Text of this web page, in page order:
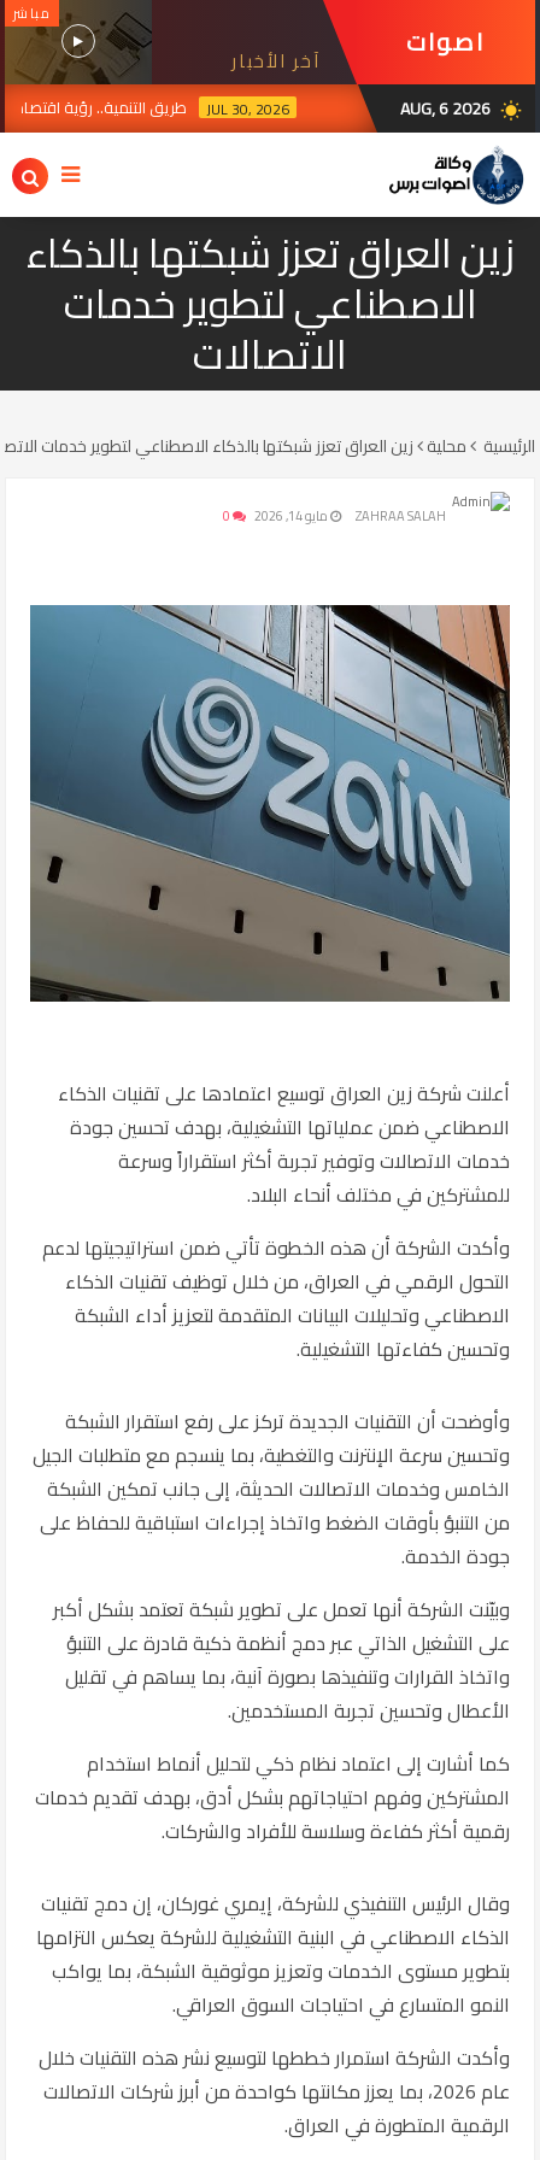
اصوات
برس
آخر الأخبار
مباشر
wb_sunny
AUG, 6 2026
JUL 30, 2026
طريق التنمية.. رؤية
تعتمد خدمة غلق المؤسسات التربوية الأهلية عبر منصة أور الحكومية الإلكترونية
زين العراق تعزز شبكتها بالذكاء
الاصطناعي لتطوير خدمات
الاتصالات
الرئيسية محلية زين العراق تعزز شبكتها بالذكاء الاصطناعي لتطوير خدمات
ZAHRAA SALAH مايو 14, 2026
أعلنت شركةزين العراقتوسيع اعتمادها على تقنيات الذكاء
الاصطناعي ضمن عملياتها التشغيلية، بهدف تحسين جودة
خدمات الاتصالات وتوفير تجربة أكثر استقراراً وسرعة
للمشتركين في مختلف أنحاء البلاد.
وأكدت الشركة أن هذه الخطوة تأتي ضمن استراتيجيتها لدعم
التحول الرقمي في العراق، من خلال توظيف تقنيات الذكاء
الاصطناعي وتحليلات البيانات المتقدمة لتعزيز أداء الشبكة
وتحسين كفاءتها التشغيلية.
وأوضحت أن التقنيات الجديدة تركز على رفع استقرار الشبكة
وتحسين سرعة الإنترنت والتغطية، بما ينسجم مع متطلبات الجيل
الخامس وخدمات الاتصالات الحديثة، إلى جانب تمكين الشبكة
من التنبؤ بأوقات الضغط واتخاذ إجراءات استباقية للحفاظ على
جودة الخدمة.
وبيّنت الشركة أنها تعمل على تطوير شبكة تعتمد بشكل أكبر
على التشغيل الذاتي عبر دمج أنظمة ذكية قادرة على التنبؤ
واتخاذ القرارات وتنفيذها بصورة آنية، بما يساهم في تقليل
الأعطال وتحسين تجربة المستخدمين.
كما أشارت إلى اعتماد نظام ذكي لتحليل أنماط استخدام
المشتركين وفهم احتياجاتهم بشكل أدق، بهدف تقديم خدمات
رقمية أكثر كفاءة وسلاسة للأفراد والشركات.
وقال الرئيس التنفيذي للشركة، إيمري غوركان، إن دمج تقنيات
الذكاء الاصطناعي في البنية التشغيلية للشركة يعكس التزامها
بتطوير مستوى الخدمات وتعزيز موثوقية الشبكة، بما يواكب
النمو المتسارع في احتياجات السوق العراقي.
وأكدت الشركة استمرار خططها لتوسيع نشر هذه التقنيات خلال
عام 2026، بما يعزز مكانتها كواحدة من أبرز شركات الاتصالات
الرقمية المتطورة في العراق.